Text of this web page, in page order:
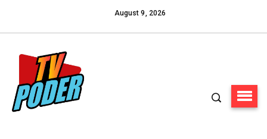
August 9, 2026